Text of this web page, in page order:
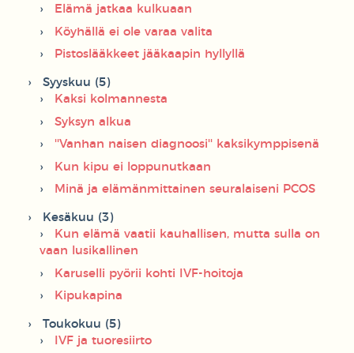
Elämä jatkaa kulkuaan
Köyhällä ei ole varaa valita
Pistoslääkkeet jääkaapin hyllyllä
Syyskuu (5)
Kaksi kolmannesta
Syksyn alkua
''Vanhan naisen diagnoosi'' kaksikymppisenä
Kun kipu ei loppunutkaan
Minä ja elämänmittainen seuralaiseni PCOS
Kesäkuu (3)
Kun elämä vaatii kauhallisen, mutta sulla on
vaan lusikallinen
Karuselli pyörii kohti IVF-hoitoja
Kipukapina
Toukokuu (5)
IVF ja tuoresiirto